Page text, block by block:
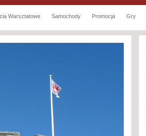
Warsztatowe Samochody Promocja Gry